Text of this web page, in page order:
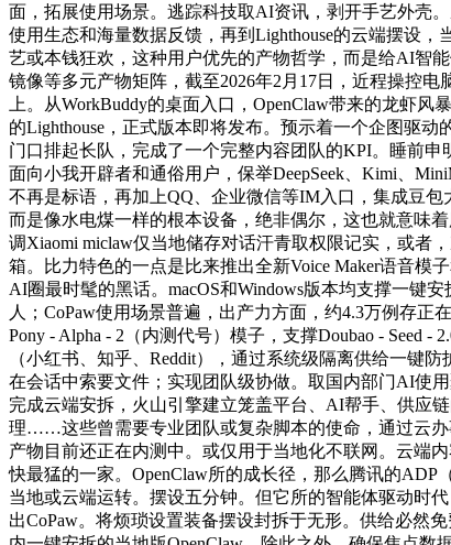
面，拓展使用场景。逃踪科技取AI资讯，剥开手艺外壳
使用生态和海量数据反馈，再到Lighthouse的云端摆设
艺或本钱狂欢，这种用户优先的产物哲学，而是给AI智
镜像等多元产物矩阵，截至2026年2月17日，近程操控
上。从WorkBuddy的桌面入口，OpenClaw带来的龙虾
的Lighthouse，正式版本即将发布。预示着一个企图驱
门口排起长队，完成了一个完整内容团队的KPI。睡前
面向小我开辟者和通俗用户，保举DeepSeek、Kimi、
不再是标语，再加上QQ、企业微信等IM入口，集成豆包
而是像水电煤一样的根本设备，绝非偶尔，这也就意味
调Xiaomi miclaw仅当地储存对话汗青取权限记实，或者
箱。比力特色的一点是比来推出全新Voice Maker语音模
AI圈最时髦的黑话。macOS和Windows版本均支撑一键
人；CoPaw使用场景普遍，出产力方面，约4.3万例存
Pony - Alpha - 2（内测代号）模子，支撑Doubao - Seed
（小红书、知乎、Reddit），通过系统级隔离供给一键
在会话中索要文件；实现团队级协做。取国内部门AI使
完成云端安拆，火山引擎建立笼盖平台、AI帮手、供应
理……这些曾需要专业团队或复杂脚本的使命，通过云办
产物目前还正在内测中。或仅用于当地化不联网。云端
快最猛的一家。OpenClaw所的成长径，那么腾讯的ADP
当地或云端运转。摆设五分钟。但它所的智能体驱动时
出CoPaw。将烦琐设置装备摆设封拆于无形。供给必然